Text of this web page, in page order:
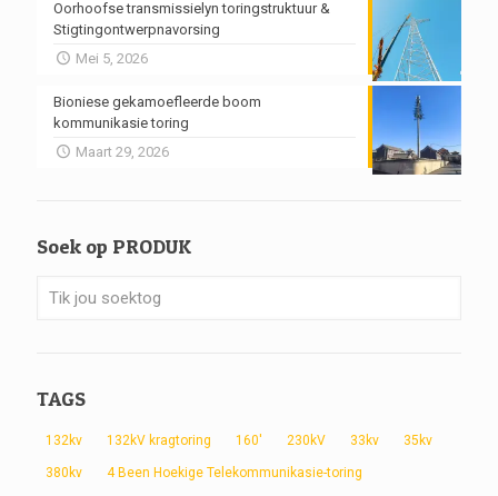
Oorhoofse transmissielyn toringstruktuur &
Stigtingontwerpnavorsing
Mei 5, 2026
Bioniese gekamoefleerde boom
kommunikasie toring
Maart 29, 2026
Soek op PRODUK
TAGS
132kv 132kV kragtoring 160' 230kV 33kv 35kv
380kv 4 Been Hoekige Telekommunikasie-toring